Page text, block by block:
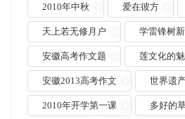
2010年中秋 爱在彼方
天上若无修月户 学雷锋树
安徽高考作文题 莲文化的
安徽2013高考作文 世界遗
2010年开学第一课 多好的